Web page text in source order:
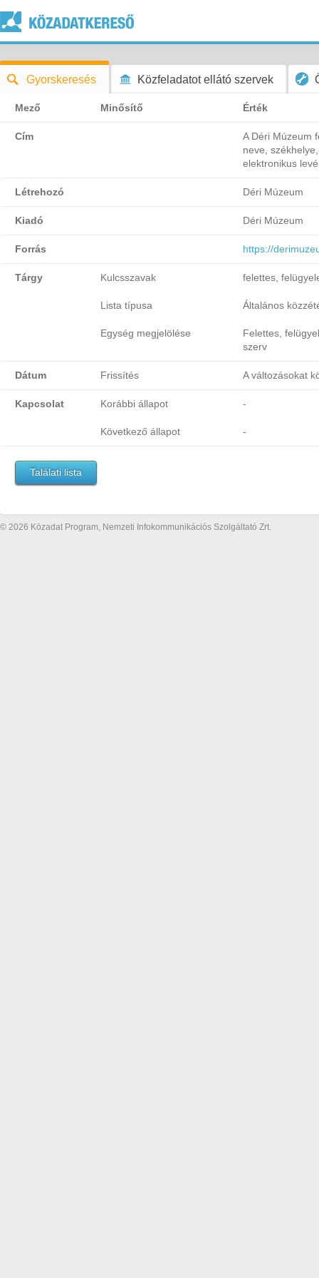
Gyorskeresés Közfeladatot ellátó szervek
Mező Minősítő Érték
Cím
A Déri Múzeum
neve,
elektronikus
Létrehozó Déri Múzeum
Kiadó Déri Múzeum
Forrás https://
Tárgy Kulcsszavak felettes,
Lista típusa Általános
Egység megjelölése
Felettes,
szerv
Dátum Frissítés A változásokat
Kapcsolat Korábbi állapot -
Következő állapot -
Találati lista
© 2026 Közadat Program, Nemzeti Infokommunikációs Szolgáltató Zrt.